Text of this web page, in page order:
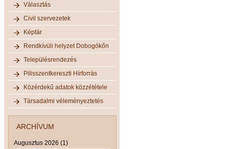
Választás
Civil szervezetek
Képtár
Rendkívüli helyzet Dobogókőn
Településrendezés
Pilisszentkereszti Hírforrás
Közérdekű adatok közzététele
Társadalmi véleményeztetés
ARCHÍVUM
Augusztus 2026 (1)